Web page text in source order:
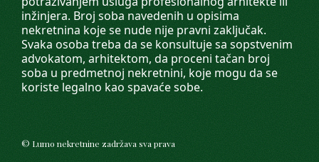
inžinjera. Broj soba navedenih u opisima
nekretnina koje se nude nije pravni zaključak.
Svaka osoba treba da se konsultuje sa sopstvenim
advokatom, arhitektom, da proceni tačan broj
soba u predmetnoj nekretnini, koje mogu da se
koriste legalno kao spavaće sobe.
© Lumo nekretnine zadržava sva prava